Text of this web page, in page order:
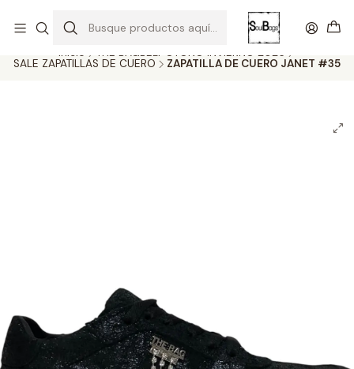
SOLO EL CUERO REEMPLAZA AL CUERO Todas las carteras acá
Inicio
THE BAGBELT OTOÑO INVIERNO 2026
SALE ZAPATILLAS DE CUERO
ZAPATILLA DE CUERO JANET #35